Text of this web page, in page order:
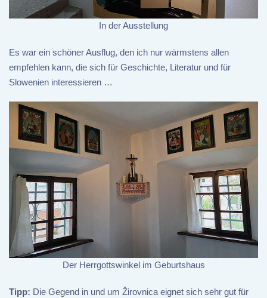
In der Ausstellung
Es war ein schöner Ausflug, den ich nur wärmstens allen
empfehlen kann, die sich für Geschichte, Literatur und für
Slowenien interessieren …
Der Herrgottswinkel im Geburtshaus
Tipp: Die Gegend in und um Žirovnica eignet sich sehr gut für